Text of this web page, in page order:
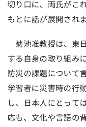
切り口に、両氏がこ
もとに話が展開され
菊池准教授は、東
する自身の取り組み
防災の課題について
学習者に災害時の行
し、日本人にとって
応も、文化や言語の